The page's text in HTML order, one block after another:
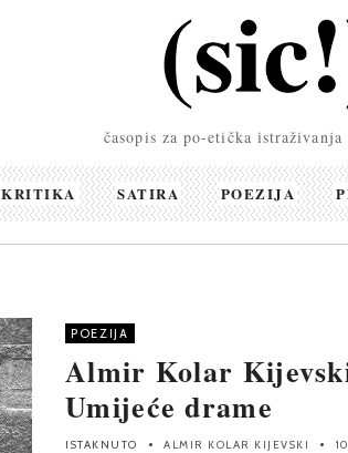
časopis za po-etička
KRITIKA SATIRA POEZIJA
POEZIJA
Almir Kolar
Umijeće drame
ISTAKNUTO ALMIR KOLAR KIJEVSKI